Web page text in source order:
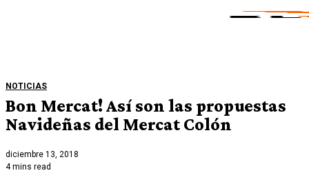
NOTICIAS
Bon Mercat! Así son las propuestas
Navideñas del Mercat Colón
diciembre 13, 2018
4 mins read